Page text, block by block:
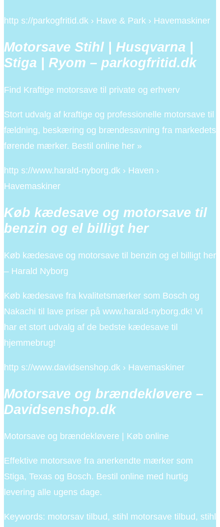
http s://parkogfritid.dk › Have & Park › Havemaskiner
Motorsave Stihl | Husqvarna |
Stiga | Ryom – parkogfritid.dk
Find Kraftige motorsave til private og erhverv
Stort udvalg af kraftige og professionelle motorsave til
fældning, beskæring og brændesavning fra markedets
førende mærker. Bestil online her »
http s://www.harald-nyborg.dk › Haven ›
Havemaskiner
Køb kædesave og motorsave til
benzin og el billigt her
Køb kædesave og motorsave til benzin og el billigt her
– Harald Nyborg
Køb kædesave fra kvalitetsmærker som Bosch og
Nakachi til lave priser på www.harald-nyborg.dk! Vi
har et stort udvalg af de bedste kædesave til
hjemmebrug!
http s://www.davidsenshop.dk › Havemaskiner
Motorsave og brændekløvere –
Davidsenshop.dk
Motorsave og brændekløvere | Køb online
Effektive motorsave fra anerkendte mærker som
Stiga, Texas og Bosch. Bestil online med hurtig
levering alle ugens dage.
Keywords: motorsav tilbud, stihl motorsave tilbud, stihl